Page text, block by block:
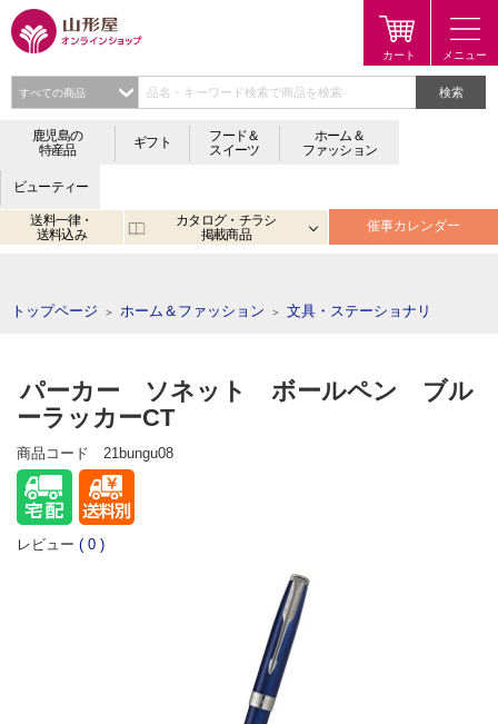
検索
鹿児島の
特産品
ギフト
フード＆
スイーツ
ホーム＆
ファッション
ビューティー
送料一律・
送料込み
カタログ・チラシ
掲載商品
催事カレンダー
トップページ ＞ ホーム＆ファッション ＞ 文具・ステーショナリ
パーカー ソネット ボールペン ブル
ーラッカーCT
商品コード 21bungu08
レビュー ( 0 )